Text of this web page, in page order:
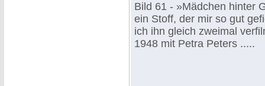
Bild 61 - »Mädchen hinter
ein Stoff, der mir so gut
ich ihn gleich zweimal
1948 mit Petra Peters .....